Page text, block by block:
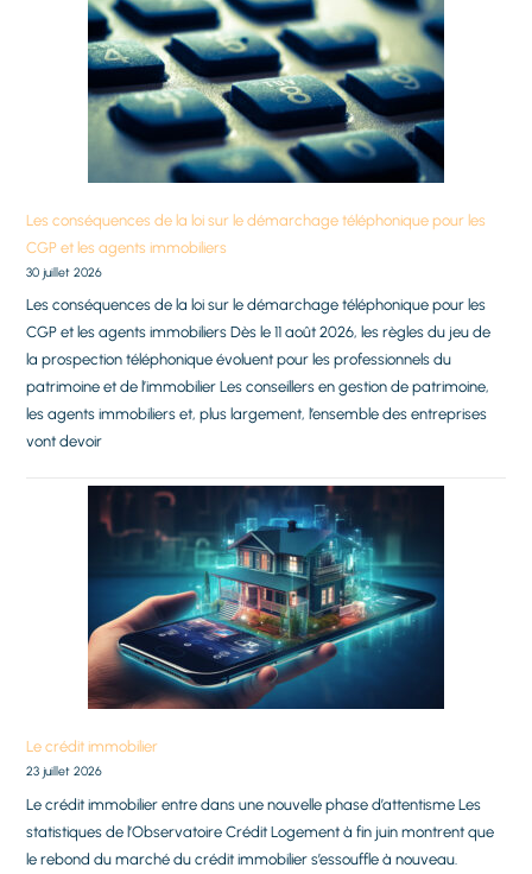
Les conséquences de la loi sur le démarchage téléphonique pour les
CGP et les agents immobiliers
30 juillet 2026
Les conséquences de la loi sur le démarchage téléphonique pour les
CGP et les agents immobiliers Dès le 11 août 2026, les règles du jeu de
la prospection téléphonique évoluent pour les professionnels du
patrimoine et de l’immobilier Les conseillers en gestion de patrimoine,
les agents immobiliers et, plus largement, l’ensemble des entreprises
vont devoir
Le crédit immobilier
23 juillet 2026
Le crédit immobilier entre dans une nouvelle phase d’attentisme Les
statistiques de l’Observatoire Crédit Logement à fin juin montrent que
le rebond du marché du crédit immobilier s’essouffle à nouveau.